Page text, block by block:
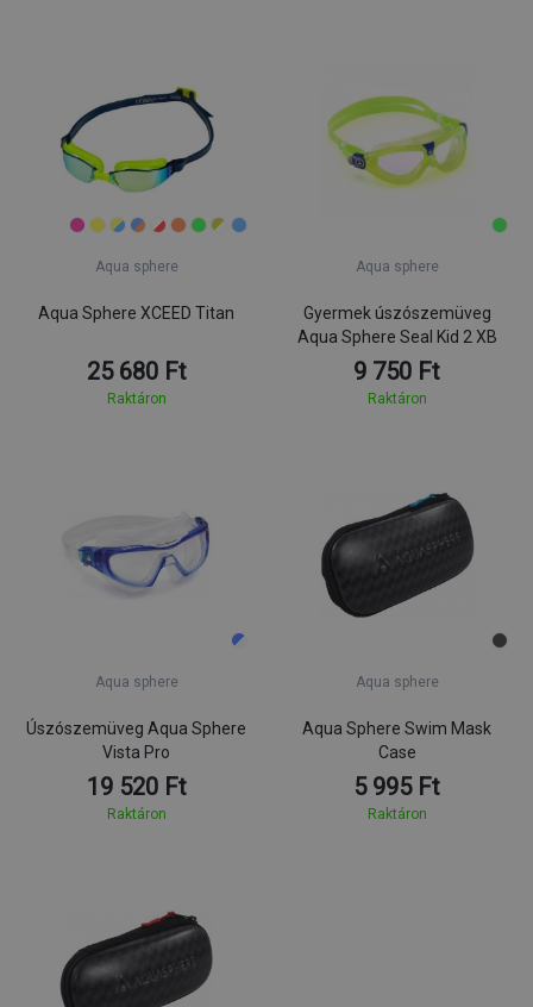
Aqua sphere
Aqua Sphere XCEED Titan
25 680 Ft
Raktáron
Aqua sphere
Gyermek úszószemüveg
Aqua Sphere Seal Kid 2 XB
9 750 Ft
Raktáron
Aqua sphere
Úszószemüveg Aqua Sphere
Vista Pro
19 520 Ft
Raktáron
Aqua sphere
Aqua Sphere Swim Mask
Case
5 995 Ft
Raktáron